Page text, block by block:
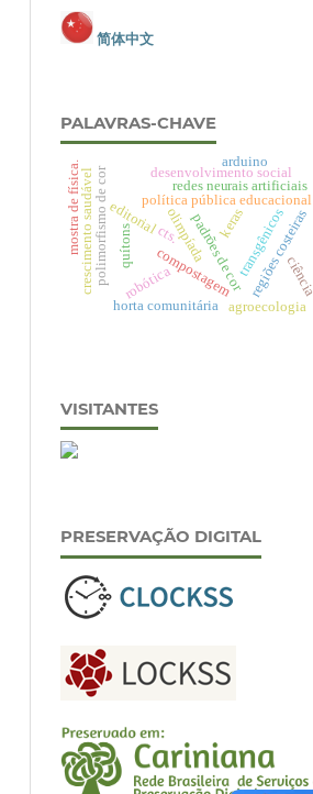
简体中文
PALAVRAS-CHAVE
editorialolimpíada
política pública educacional
padrões de cor
polimorfismo de cor quítons regiões costeiras
robótica
redes neurais artificiais
keras
desenvolvimento social
crescimento saudável
mostra de física. transgênicos
cts.
horta comunitária agroecologia
compostagem ciência
arduino
VISITANTES
PRESERVAÇÃO DIGITAL